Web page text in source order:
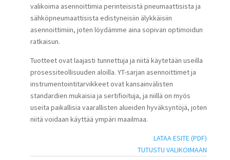
valikoima asennoittimia perinteisistä pneumaattisista ja
sähköpneumaattisista edistyneisiin älykkäisiin
asennoittimiin, joten löydämme aina sopivan optimoidun
ratkaisun.
Tuotteet ovat laajasti tunnettuja ja niitä käytetään useilla
prosessiteollisuuden aloilla. YT-sarjan asennoittimet ja
instrumentointitarvikkeet ovat kansainvälisten
standardien mukaisia ja sertifioituja, ja niillä on myös
useita paikallisia vaarallisten alueiden hyväksyntöjä, joten
niitä voidaan käyttää ympäri maailmaa.
LATAA ESITE (PDF)
TUTUSTU VALIKOIMAAN